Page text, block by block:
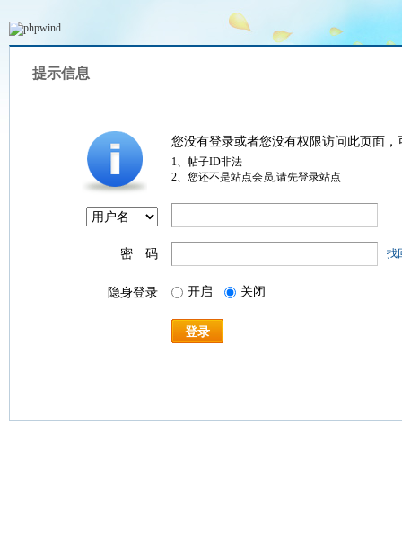
提示信息
您没有登录或者您没有权限访问此页面
1、帖子ID非法
2、您还不是站点会员,请先登录站点
密 码 找
隐身登录 开启 关闭
登录